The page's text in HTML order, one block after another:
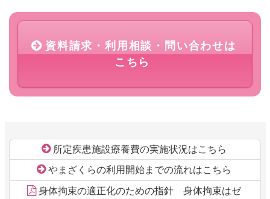
資料請求・利用相談・問い合わせは
こちら
所定疾患施設療養費の実施状況はこちら
やまざくらの利用開始までの流れはこちら
身体拘束の適正化のための指針 身体拘束はゼ